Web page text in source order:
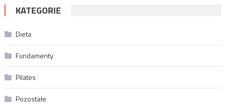
KATEGORIE
Dieta
Fundamenty
Pilates
Pozostałe